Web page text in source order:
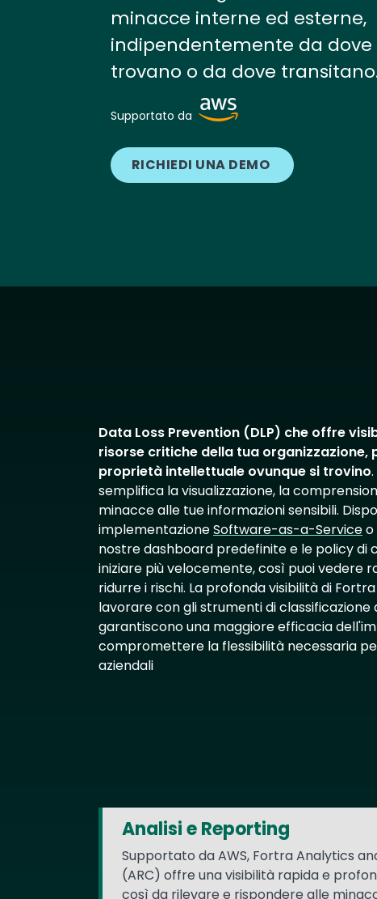
minacce interne ed esterne,
indipendentemente da dove
trovano o da dove
Supportato da Image
RICHIEDI UNA DEMO
Data Loss Prevention (DLP) che offre
risorse critiche della tua organizzazione,
proprietà intellettuale ovunque si trovino
semplifica la visualizzazione, la
minacce alle tue informazioni sensibili.
implementazioneSoftware-as-a-Service
nostre dashboard predefinite e le policy di
iniziare più velocemente, così puoi vedere
ridurre i rischi. La profonda visibilità di
lavorare con gli strumenti di classificazione
garantiscono una maggiore efficacia
compromettere la flessibilità necessaria
aziendali
Analisi e Reporting
Supportato da AWS, Fortra Analytics
(ARC) offre una visibilità rapida e
così da rilevare e rispondere alle